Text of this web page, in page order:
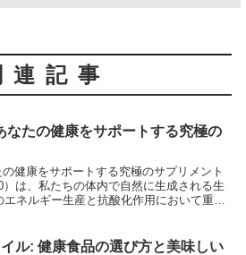
連記事
なたの健康をサポートする究極の
健康をサポートする究極のサプリメント
）は、私たちの体内で自然に生成される生
ネルギー生産と抗酸化作用において重要
ル: 健康食品の選び方と美味しい